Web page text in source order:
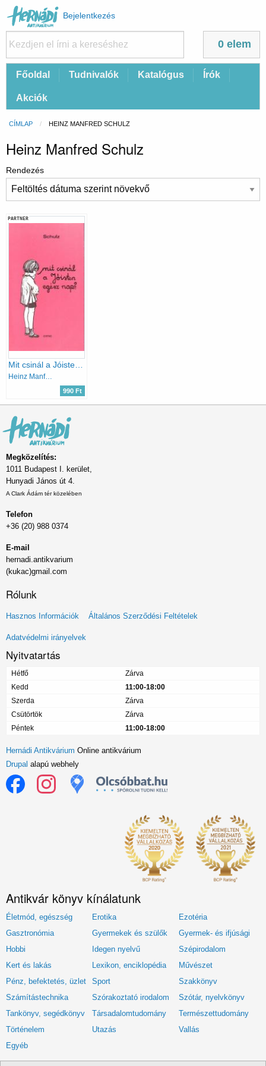
Felhasználói
fiók
menüje
Bejelentkezés
0 elem
FőFőoldal Tudnivalók Katalógus Írók
Akciók
Morzsa
CÍMLAP CURRENT:
HEINZ MANFRED SCHULZ
Heinz Manfred Schulz
Rendezés
PARTNER
Heinz Manfred Schulz
990 Ft
Megközelítés:
1011 Budapest I. kerület,
Hunyadi János út 4.
A Clark Ádám tér közelében
Telefon
+36 (20) 988 0374
E-mail
hernadi.antikvarium
(kukac)gmail.com
Rólunk
Lábléc
menü
Hasznos Információk Általános Szerződési Feltételek
Adatvédelmi irányelvek
Nyitvatartás
Hétfő
Zárva
Kedd
11:00-18:00
Szerda
Zárva
Csütörtök
Zárva
Péntek
11:00-18:00
Hernádi Antikvárium Online antikvárium
Drupal alapú webhely
Antikvár könyv kínálatunk
Életmód, egészség Erotika
Ezotéria
Gasztronómia
Gyermekek és szülők
Gyermek- és ifjúsági
Hobbi
Idegen nyelvű
Szépirodalom
Kert és lakás
Lexikon, enciklopédia
Művészet
Pénz, befektetés, üzlet
Sport
Szakkönyv
Számítástechnika
Szórakoztató irodalom
Szótár, nyelvkönyv
Tankönyv, segédkönyv
Társadalomtudomány
Természettudomány
Történelem
Utazás
Vallás
Egyéb